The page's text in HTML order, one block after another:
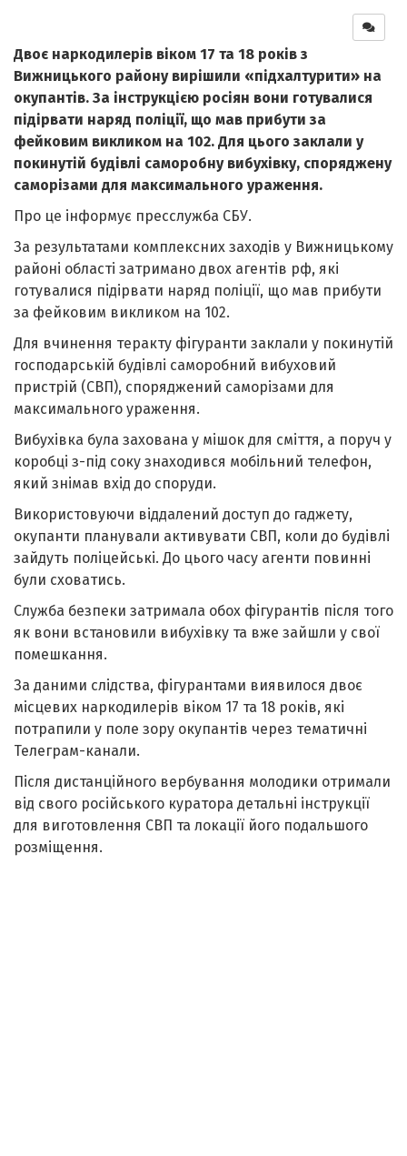
Двоє наркодилерів віком 17 та 18 років з
Вижницького району вирішили «підхалтурити» на
окупантів. За інструкцією росіян вони готувалися
підірвати наряд поліції, що мав прибути за
фейковим викликом на 102. Для цього заклали у
покинутій будівлі саморобну вибухівку, споряджену
саморізами для максимального ураження.
Про це інформує пресслужба СБУ.
За результатами комплексних заходів у Вижницькому
районі області затримано двох агентів рф, які
готувалися підірвати наряд поліції, що мав прибути
за фейковим викликом на 102.
Для вчинення теракту фігуранти заклали у покинутій
господарській будівлі саморобний вибуховий
пристрій (СВП), споряджений саморізами для
максимального ураження.
Вибухівка була захована у мішок для сміття, а поруч у
коробці з-під соку знаходився мобільний телефон,
який знімав вхід до споруди.
Використовуючи віддалений доступ до гаджету,
окупанти планували активувати СВП, коли до будівлі
зайдуть поліцейські. До цього часу агенти повинні
були сховатись.
Служба безпеки затримала обох фігурантів після того
як вони встановили вибухівку та вже зайшли у свої
помешкання.
За даними слідства, фігурантами виявилося двоє
місцевих наркодилерів віком 17 та 18 років, які
потрапили у поле зору окупантів через тематичні
Телеграм-канали.
Після дистанційного вербування молодики отримали
від свого російського куратора детальні інструкції
для виготовлення СВП та локації його подальшого
розміщення.